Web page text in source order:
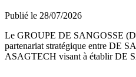
Publié le 28/07/2026
Le GROUPE DE SANGOSSE
partenariat stratégique entre DE
ASAGTECH visant à établir DE